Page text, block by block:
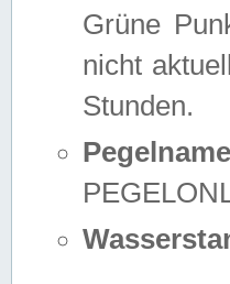
Grüne
nicht
Stunden.